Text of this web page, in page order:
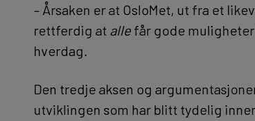
– Årsaken er at OsloMet, ut fra et
rettferdig at alle får gode
hverdag.
Den tredje aksen og
utviklingen som har blitt tydelig